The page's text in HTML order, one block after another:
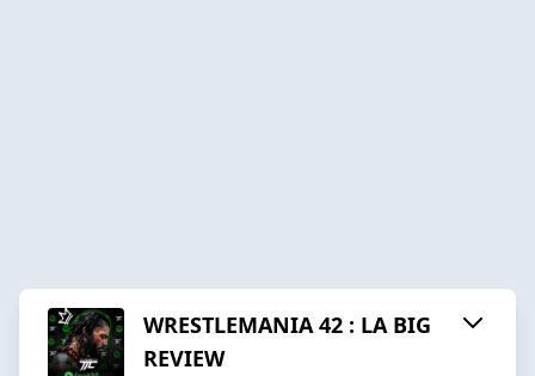
WRESTLEMANIA 42 : LA BIG
REVIEW